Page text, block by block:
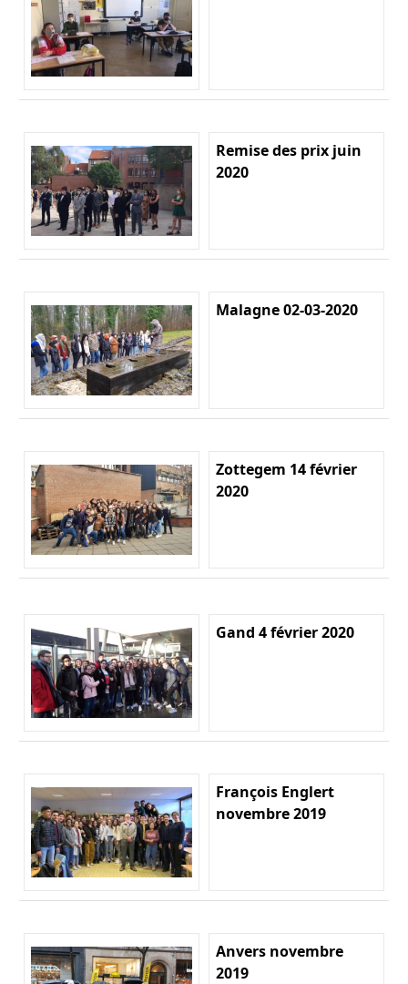
Remise des prix juin
2020
Malagne 02-03-2020
Zottegem 14 février
2020
Gand 4 février 2020
François Englert
novembre 2019
Anvers novembre
2019